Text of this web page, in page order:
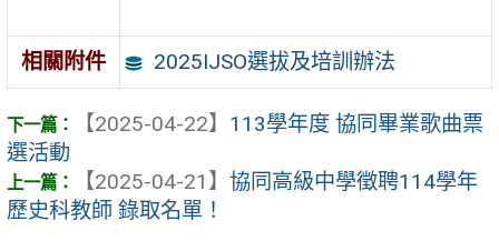
相關附件 2025IJSO選拔及培訓辦法
【2025-04-22】 113學年度 協同畢業歌曲票
選活動
【2025-04-21】 協同高級中學徵聘114學年
歷史科教師 錄取名單！